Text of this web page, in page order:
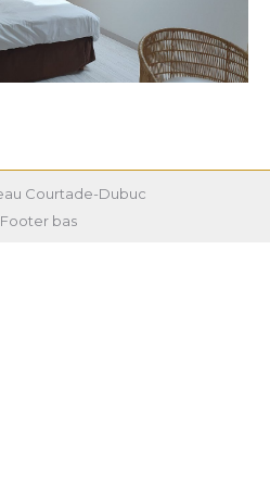
Courtade-Dubuc
Footer bas